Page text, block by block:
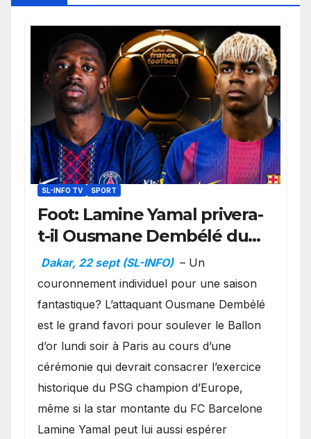
SL-INFO TV SPORT
Foot: Lamine Yamal privera-
t-il Ousmane Dembélé du
Ballon d’or ?
Dakar, 22 sept (SL-INFO) – Un
couronnement individuel pour une saison
fantastique? L’attaquant Ousmane Dembélé
est le grand favori pour soulever le Ballon
d’or lundi soir à Paris au cours d’une
cérémonie qui devrait consacrer l’exercice
historique du PSG champion d’Europe,
même si la star montante du FC Barcelone
Lamine Yamal peut lui aussi espérer